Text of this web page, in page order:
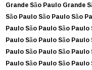
Grande São PauloGrande
São PauloSão PauloSão
PauloSão PauloSão Paulo
PauloSão PauloSão Paulo
PauloSão PauloSão Paulo
PauloSão PauloSão Paulo